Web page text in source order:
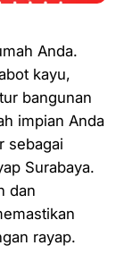
Anda.
kayu,
bangunan
impian Anda
sebagai
Surabaya.
dan
rayap.